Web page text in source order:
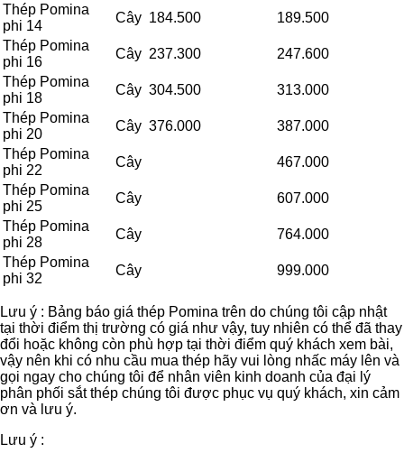
Thép Pomina
phi 14
Cây 184.500
189.500
Thép Pomina
phi 16
Cây 237.300
247.600
Thép Pomina
phi 18
Cây 304.500
313.000
Thép Pomina
phi 20
Cây 376.000
387.000
Thép Pomina
phi 22
Cây
467.000
Thép Pomina
phi 25
Cây
607.000
Thép Pomina
phi 28
Cây
764.000
Thép Pomina
phi 32
Cây 999.000
Lưu ý : Bảng báo giá thép Pomina trên do chúng tôi cập nhật
tại thời điểm thị trường có giá như vậy, tuy nhiên có thể đã thay
đổi hoặc không còn phù hợp tại thời điểm quý khách xem bài,
vậy nên khi có nhu cầu mua thép hãy vui lòng nhấc máy lên và
gọi ngay cho chúng tôi để nhân viên kinh doanh của đại lý
phân phối sắt thép chúng tôi được phục vụ quý khách, xin cảm
ơn và lưu ý.
Lưu ý :